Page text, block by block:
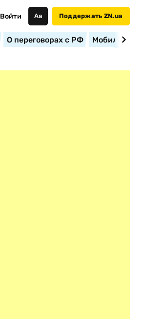
Войти Аа Поддержать ZN.ua
О переговорах с РФ